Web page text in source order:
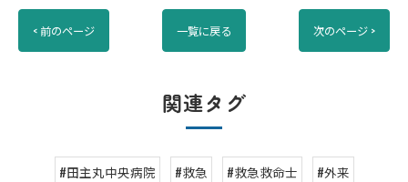
< 前のページ 一覧に戻る 次のページ >
関連タグ
#田主丸中央病院 #救急 #救急救命士
#外来